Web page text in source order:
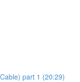
part 1 (20:29)